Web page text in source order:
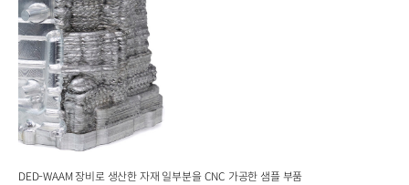
DED-WAAM 장비로 생산한 자재 일부분을 CNC 가공한 샘플 부품